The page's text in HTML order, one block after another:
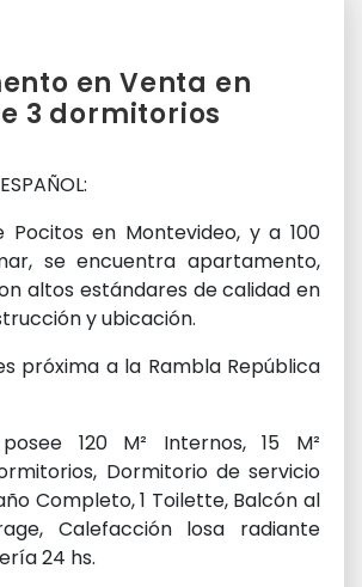
en Venta en
3 dormitorios
Pocitos en Montevideo, y a 100
se encuentra apartamento,
altos estándares de calidad en
y ubicación.
próxima a la Rambla República
120 M² Internos, 15 M²
Dormitorio de servicio
Completo, 1 Toilette, Balcón al
Calefacción losa radiante
24 hs.